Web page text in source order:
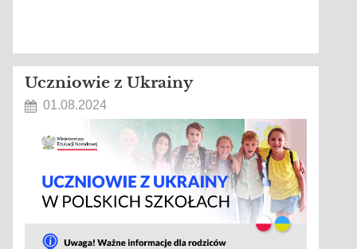
Uczniowie z Ukrainy
01.08.2024